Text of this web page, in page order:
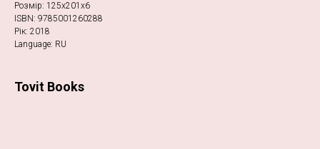
Розмір: 125х201х6
ISBN: 9785001260288
Рік: 2018
Language: RU
Tovit Books